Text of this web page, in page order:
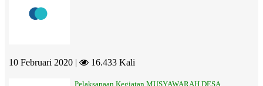
10 Februari 2020 | 16.433 Kali
Pelaksanaan Kegiatan MUSYAWARAH DESA